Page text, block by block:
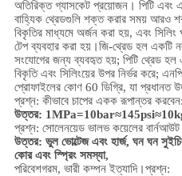
অতিরিক্ত গ্যাসকেট প্রয়োজন। পিটি
বাহ্যিক থ্রেডগুলি শক্ত করার সময় আরও
বিকৃতির মাধ্যমে অর্জন করা হয়, এবং সিলিং
টেপ ব্যবহার করা হয়।জি-থ্রেড হল একটি
সংযোগের জন্য ব্যবহৃত হয়; পিটি থ্রেড হল
বিকৃতি এবং সিলিংয়ের উপর নির্ভর করে;
প্রোফাইলের কোণ 60 ডিগ্রি, যা প্রধানত
প্রশ্ন: কীভাবে চাপের একক রূপান্তর
উত্তর:
প্রশ্ন: সোলেনয়েড ভালভ কয়েলের বার্নআউট
উত্তর: ভুল ভোল্টেজ এবং হার্জ, ঘন ঘন
কোর এবং স্প্রিং সমস্যা,
পরিবেশগরম, ভারী কম্পন ইত্যাদি।প্রশ্ন: